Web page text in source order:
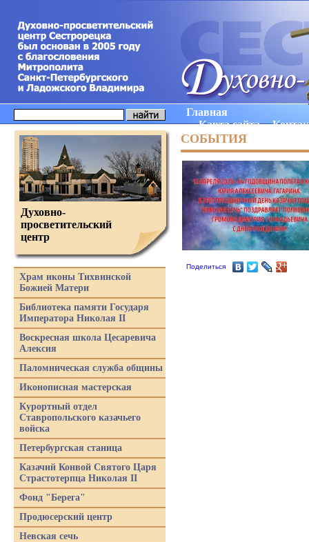
Главная
Карта сайта
СОБЫТИЯ
Поделиться
Духовно-
просветительский
центр
Храм иконы Тихвинской
Божией Матери
Библиотека памяти Государя
Императора Николая II
Воскресная школа Цесаревича
Алексия
Паломническая служба общины
Иконописная мастерская
Курортный отдел
Ставропольского казачьего
войска
Петербургская станица
Казачий Конвой Святого Царя
Страстотерпца Николая II
Фонд "Берега"
Продюсерский центр
Невская сечь